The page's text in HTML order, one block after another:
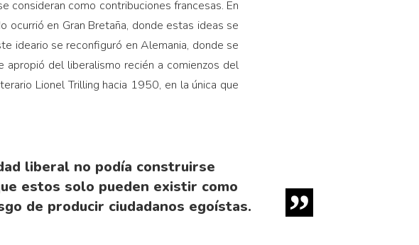
consideran como contribuciones francesas. En
ocurrió en Gran Bretaña, donde estas ideas se
ideario se reconfiguró en Alemania, donde se
apropió del liberalismo recién a comienzos del
Lionel Trilling hacia 1950, en la única que
liberal no podía construirse
estos solo pueden existir como
de producir ciudadanos egoístas.